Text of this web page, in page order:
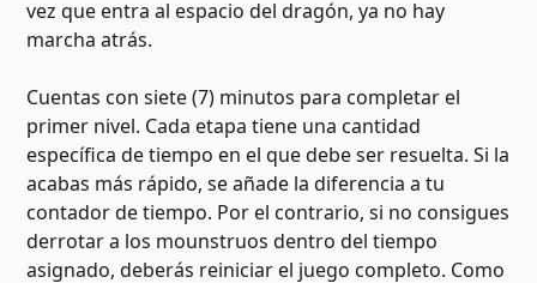
vez que entra al espacio del dragón, ya no hay
marcha atrás.
Cuentas con siete (7) minutos para completar el
primer nivel. Cada etapa tiene una cantidad
específica de tiempo en el que debe ser resuelta. Si la
acabas más rápido, se añade la diferencia a tu
contador de tiempo. Por el contrario, si no consigues
derrotar a los mounstruos dentro del tiempo
asignado, deberás reiniciar el juego completo. Como